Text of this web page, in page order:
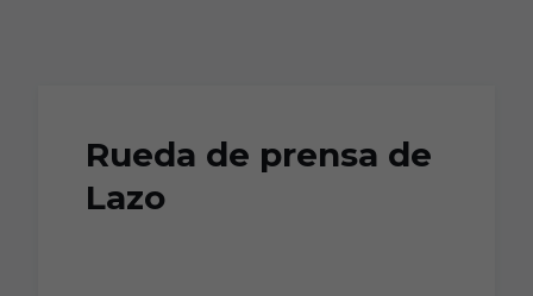
Rueda de prensa de
Lazo